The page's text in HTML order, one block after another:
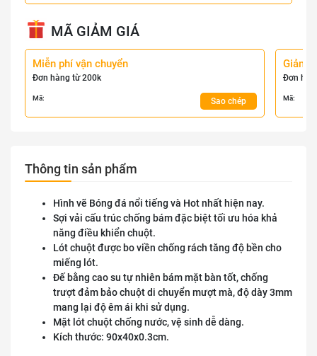
MÃ GIẢM GIÁ
Miễn phí vận chuyển
Đơn hàng từ 200k
Mã: Sao chép
Giảm
Đơn
Mã:
Thông tin sản phẩm
Hình vẽ Bóng đá nổi tiếng và Hot nhất hiện nay.
Sợi vải cấu trúc chống bám đặc biệt tối ưu hóa khả
năng điều khiển chuột.
Lót chuột được bo viền chống rách tăng độ bền cho
miếng lót.
Đế bằng cao su tự nhiên bám mặt bàn tốt, chống
trượt đảm bảo chuột di chuyển mượt mà, độ dày 3mm
mang lại độ êm ái khi sử dụng.
Mặt lót chuột chống nước, vệ sinh dễ dàng.
Kích thước: 90x40x0.3cm.